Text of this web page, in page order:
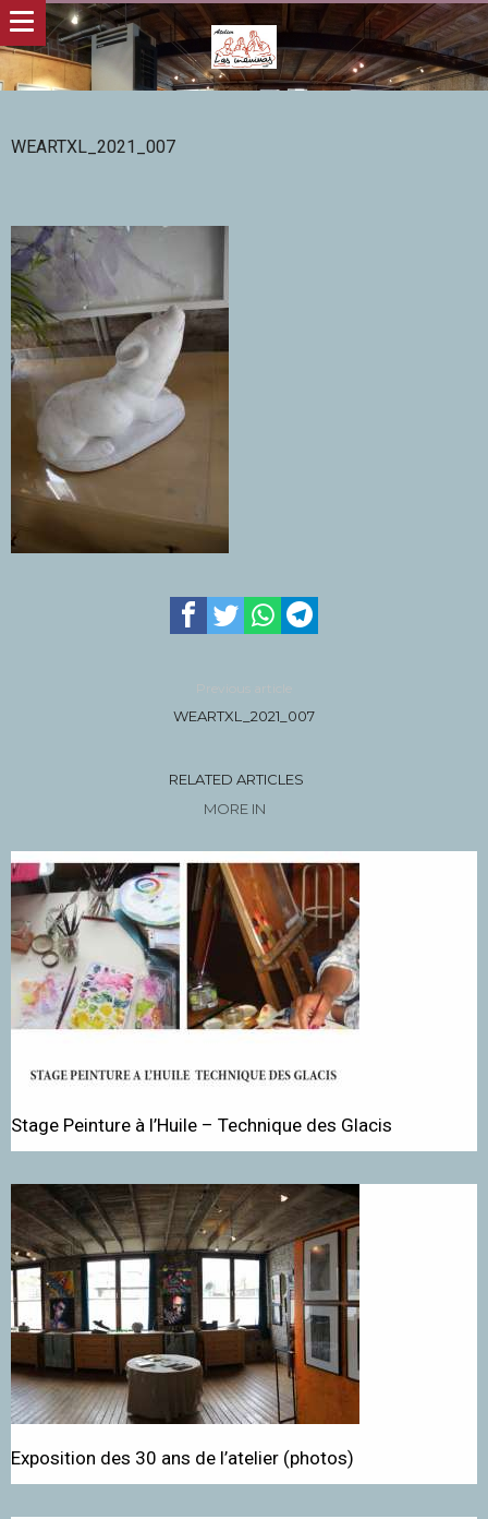
WEARTXL_2021_007
Previous article
WEARTXL_2021_007
RELATED ARTICLES
MORE IN
Stage Peinture à l’Huile – Technique des Glacis
Exposition des 30 ans de l’atelier (photos)